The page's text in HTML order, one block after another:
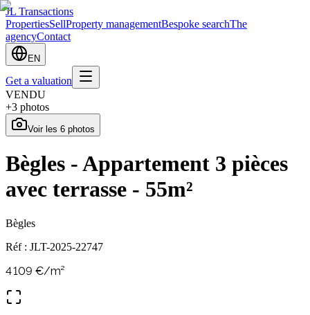
JL Transactions
PropertiesSellProperty managementBespoke searchThe
agencyContact
EN
Get a valuation
VENDU
+3 photos
Voir les 6 photos
Bègles - Appartement 3 pièces
avec terrasse - 55m²
Bègles
Réf : JLT-2025-22747
4 109 €/m²